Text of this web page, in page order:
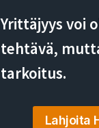
Yrittäjyys voi
tehtävä,
tarkoitus.
Lahjoita